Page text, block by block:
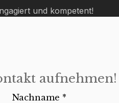
und kompetent!
aufnehmen!
Nachname *